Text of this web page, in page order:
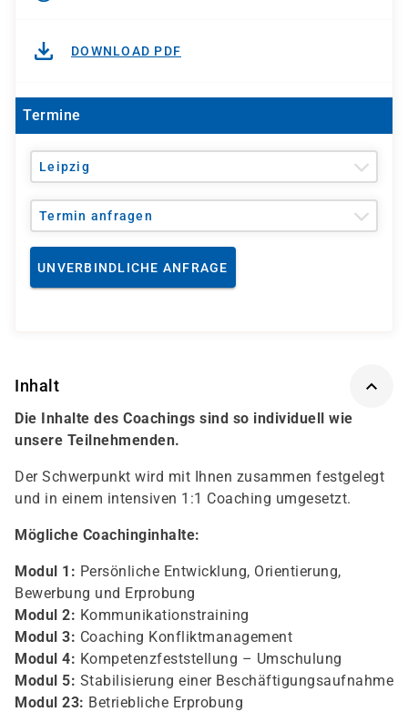
DOWNLOAD PDF
Termine
Leipzig
Termin anfragen
UNVERBINDLICHE ANFRAGE
Inhalt
Die Inhalte des Coachings sind so individuell wie
unsere Teilnehmenden.
Der Schwerpunkt wird mit Ihnen zusammen festgelegt
und in einem intensiven 1:1 Coaching umgesetzt.
Mögliche Coachinginhalte:
Modul 1: Persönliche Entwicklung, Orientierung,
Bewerbung und Erprobung
Modul 2: Kommunikationstraining
Modul 3: Coaching Konfliktmanagement
Modul 4: Kompetenzfeststellung – Umschulung
Modul 5: Stabilisierung einer Beschäftigungsaufnahme
Modul 23: Betriebliche Erprobung